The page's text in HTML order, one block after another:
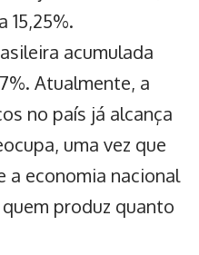
15,25%.
acumulada
Atualmente, a
no país já alcança
uma vez que
a economia nacional
produz quanto